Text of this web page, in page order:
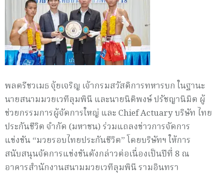
พลตรีชวเมธ จุ้ยเจริญ เจ้ากรมสวัสดิการทหารบก ในฐานะ
นายสนามมวยเวทีลุมพินี และนายนิติพงษ์ ปรัชญานิมิต ผู้
ช่วยกรรมการผู้จัดการใหญ่ และ Chief Actuary บริษัท ไทย
ประกันชีวิต จำกัด (มหาชน) ร่วมแถลงข่าวการจัดการ
แข่งขัน “มวยรอบไทยประกันชีวิต” โดยบริษัทฯ ให้การ
สนับสนุนจัดการแข่งขันดังกล่าวต่อเนื่องเป็นปีที่ 8 ณ
อาคารสำนักงานสนามมวยเวทีลุมพินี รามอินทรา